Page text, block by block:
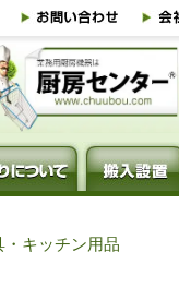
キッチン用品